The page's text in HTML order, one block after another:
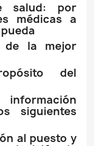
salud: por
médicas a
de la mejor
del
siguientes
al puesto y